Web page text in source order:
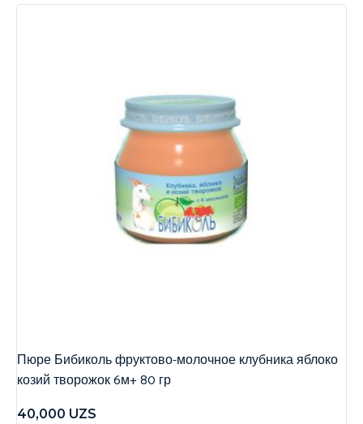
Пюре Бибиколь фруктово-молочное клубника яблоко
козий творожок 6м+ 80 гр
40,000 UZS